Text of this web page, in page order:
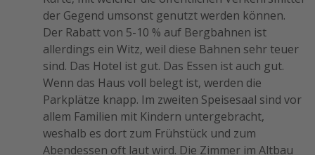
der Gegend umsonst genutzt werden können.
Der Rabatt von 5-10 % auf Bergbahnen ist
allerdings ein Witz, weil diese Bahnen sehr teuer
sind. Das Hotel ist gut. Das Essen ist auch gut.
Wenn das Haus voll belegt ist, werden die
Parkplätze knapp. Im zweiten Speisesaal sind vor
allem Familien mit Kindern untergebracht,
weshalb es dort zum Frühstück und zum
Abendessen oft laut wird. Die Zimmer im Altbau